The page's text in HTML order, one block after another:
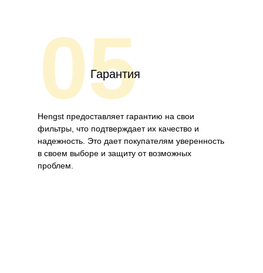
05
Гарантия
Hengst предоставляет гарантию на свои
фильтры, что подтверждает их качество и
надежность. Это дает покупателям уверенность
в своем выборе и защиту от возможных
проблем.